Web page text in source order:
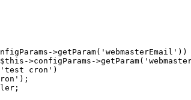
>getParam('webmasterEmail'))